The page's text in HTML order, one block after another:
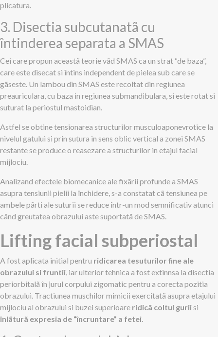
plicatura.
3. Disectia subcutanatã cu
întinderea separata a SMAS
Cei care propun aceastã teorie vãd SMAS ca un strat “de baza”,
care este disecat si întins independent de pielea sub care se
gãseste. Un lambou din SMAS este recoltat din regiunea
preauriculara, cu baza in regiunea submandibulara, si este rotat si
suturat la periostul mastoidian.
Astfel se obtine tensionarea structurilor musculoaponevrotice la
nivelul gatului si prin sutura in sens oblic vertical a zonei SMAS
restante se produce o reasezare a structurilor in etajul facial
mijlociu.
Analizand efectele biomecanice ale fixãrii profunde a SMAS
asupra tensiunii pielii la închidere, s-a constatat cã tensiunea pe
ambele pãrti ale suturii se reduce într-un mod semnificativ atunci
când greutatea obrazului aste suportatã de SMAS.
Lifting facial subperiostal
A fost aplicata initial pentru ridicarea tesuturilor fine ale
obrazului si fruntii, iar ulterior tehnica a fost extinnsa la disectia
periorbitalã în jurul corpului zigomatic pentru a corecta pozitia
obrazului. Tractiunea muschilor mimicii exercitatã asupra etajului
mijlociu al obrazului si buzei superioare ridicã coltul guriisi
înlãturã expresia de “încruntare” a fetei.